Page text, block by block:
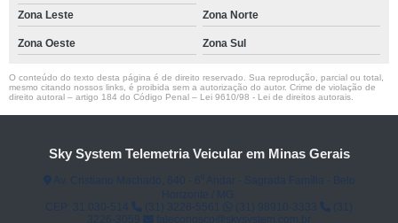
Zona Leste
Zona Norte
Zona Oeste Zona Sul
O conteúdo do texto desta página é de direito reservado. Sua reprodução, parcial ou total,
mesmo citando nossos links, é proibida sem a autorização do autor. Crime de violação de
direito autoral – artigo 184 do Código Penal – Lei 9610/98 - Lei de direitos autorais
Sky System Telemetria Veicular em Minas Gerais